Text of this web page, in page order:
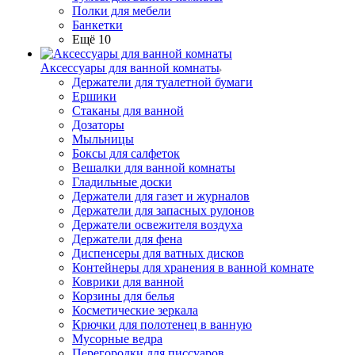
Полки для мебели
Банкетки
Ещё 10
Аксессуары для ванной комнаты
Держатели для туалетной бумаги
Ершики
Стаканы для ванной
Дозаторы
Мыльницы
Боксы для салфеток
Вешалки для ванной комнаты
Гладильные доски
Держатели для газет и журналов
Держатели для запасных рулонов
Держатели освежителя воздуха
Держатели для фена
Диспенсеры для ватных дисков
Контейнеры для хранения в ванной комнате
Коврики для ванной
Корзины для белья
Косметические зеркала
Крючки для полотенец в ванную
Мусорные ведра